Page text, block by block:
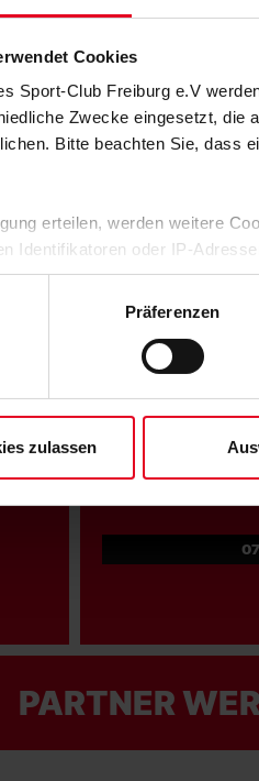
Cookies
Sport-Club Freiburg e.V
Zwecke eingesetzt, die
Bitte beachten Sie, dass
erteilen, werden weitere
Identifikatoren oder IP-
Sie der Speicherung aller
für die unten jeweils
Cookies“ auswählen, werden
Präferenzen
zulassen
FAN WERDEN:
PARTNER